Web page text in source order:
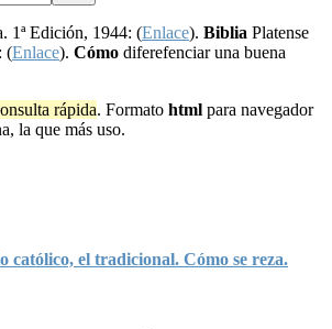
1ª Edición, 1944: (Enlace). Biblia Platense
(Enlace). Cómo diferefenciar una buena
rápida. Formato html para navegador
la que más uso.
católico, el tradicional. Cómo se reza.